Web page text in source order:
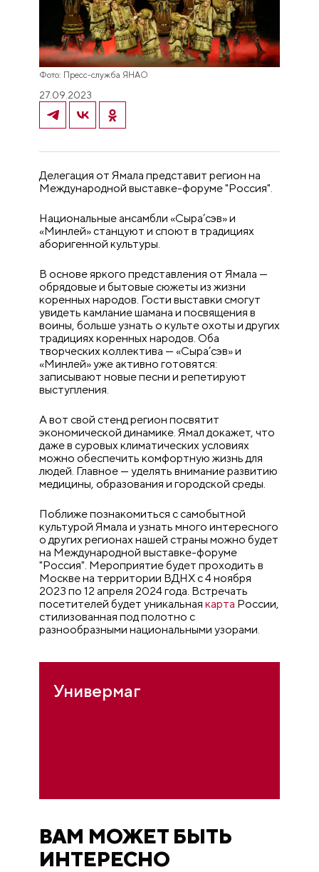
Фото: Пресс-служба ЯНАО
27.09.2023
Делегация от Ямала представит регион на
Международной выставке-форуме "Россия".
Национальные ансамбли «Сыра’сэв» и
«Минлей» станцуют и споют в традициях
аборигенной культуры.
В основе яркого представления от Ямала —
обрядовые и бытовые сюжеты из жизни
коренных народов. Гости выставки смогут
увидеть камлание шамана и посвящения в
воины, больше узнать о культе охоты и других
традициях коренных народов. Оба
творческих коллектива — «Сыра’сэв» и
«Минлей» уже активно готовятся:
записывают новые песни и репетируют
выступления.
А вот свой стенд регион посвятит
экономической динамике. Ямал докажет, что
даже в суровых климатических условиях
можно обеспечить комфортную жизнь для
людей. Главное — уделять внимание развитию
медицины, образования и городской среды.
Поближе познакомиться с самобытной
культурой Ямала и узнать много интересного
о других регионах нашей страны можно будет
на Международной выставке-форуме
"Россия". Мероприятие будет проходить в
Москве на территории ВДНХ с 4 ноября
2023 по 12 апреля 2024 года. Встречать
посетителей будет уникальнаякарта России,
стилизованная под полотно с
разнообразными национальными узорами.
Универмаг
ВАМ МОЖЕТ БЫТЬ
ИНТЕРЕСНО